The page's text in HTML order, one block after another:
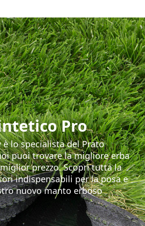
Pro
lo specialista del Prato
puoi trovare la migliore erba
prezzo. Scopri tutta la
indispensabili per la posa e
nuovo manto erboso